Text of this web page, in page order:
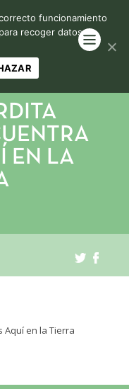
EN LA
en la Tierra
funcionamiento
recoger datos